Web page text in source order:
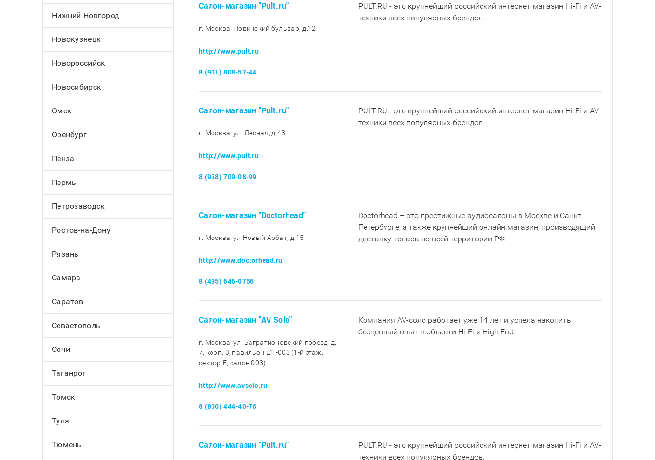
Нижний Новгород
Новокузнецк
Новороссийск
Новосибирск
Омск
Оренбург
Пенза
Пермь
Петрозаводск
Ростов-на-Дону
Рязань
Самара
Саратов
Севастополь
Сочи
Таганрог
Томск
Тула
Тюмень
Салон-магазин "Pult.ru"
г. Москва, Новинский бульвар, д.12
http://www.pult.ru
8 (901) 808-57-44
PULT.RU - это крупнейший российский интернет магазин Hi-Fi и AV-
техники всех популярных брендов.
Салон-магазин "Pult.ru"
г. Москва, ул. Лесная, д.43
http://www.pult.ru
8 (958) 709-08-99
PULT.RU - это крупнейший российский интернет магазин Hi-Fi и AV-
техники всех популярных брендов.
Салон-магазин "Doctorhead"
г. Москва, ул Новый Арбат, д.15
http://www.doctorhead.ru
8 (495) 646-0756
Doctorhead – это престижные аудиосалоны в Москве и Санкт-
Петербурге, а также крупнейший онлайн магазин, производящий
доставку товара по всей территории РФ.
Салон-магазин "AV Solo"
г. Москва, ул. Багратионовский проезд, д.
7, корп. 3, павильон E1 -003 (1-й этаж,
сектор E, салон 003)
http://www.avsolo.ru
8 (800) 444-40-76
Компания AV-соло работает уже 14 лет и успела накопить
бесценный опыт в области Hi-Fi и High End.
Салон-магазин "Pult.ru"
PULT.RU - это крупнейший российский интернет магазин Hi-Fi и AV-
техники всех популярных брендов.